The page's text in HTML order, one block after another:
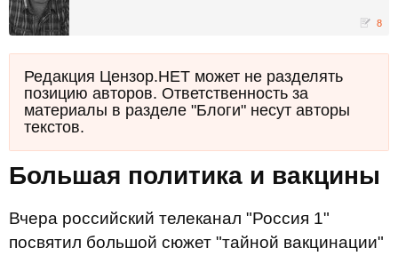
8
Редакция Цензор.НЕТ может не разделять
позицию авторов. Ответственность за
материалы в разделе "Блоги" несут авторы
текстов.
Большая политика и вакцины
Вчера российский телеканал "Россия 1"
посвятил большой сюжет "тайной вакцинации"